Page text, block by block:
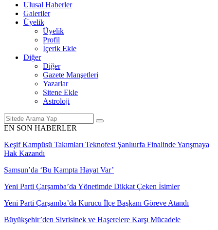
Ulusal Haberler
Galeriler
Üyelik
Üyelik
Profil
İçerik Ekle
Diğer
Diğer
Gazete Manşetleri
Yazarlar
Sitene Ekle
Astroloji
EN SON HABERLER
Keşif Kampüsü Takımları Teknofest Şanlıurfa Finalinde Yarışmaya
Hak Kazandı
Samsun’da ‘Bu Kampta Hayat Var’
Yeni Parti Çarşamba’da Yönetimde Dikkat Çeken İsimler
Yeni Parti Çarşamba’da Kurucu İlçe Başkanı Göreve Atandı
Büyükşehir’den Sivrisinek ve Haşerelere Karşı Mücadele